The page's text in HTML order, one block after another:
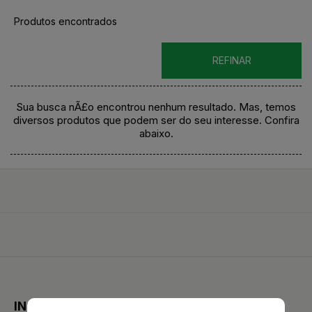
Produtos encontrados
REFINAR
Sua busca nÃ£o encontrou nenhum resultado. Mas, temos
diversos produtos que podem ser do seu interesse. Confira
abaixo.
INSTITUCIONAL